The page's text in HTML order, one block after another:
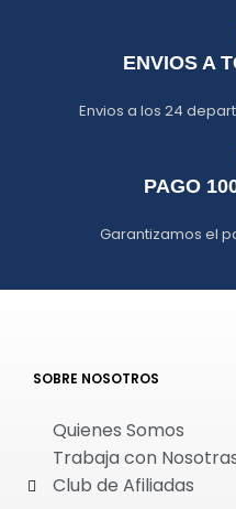
ENVIOS A
Envios a los 24
PAGO
Garantizamos el
SOBRE NOSOTROS
Quienes Somos
Trabaja con
Club de Afiliadas